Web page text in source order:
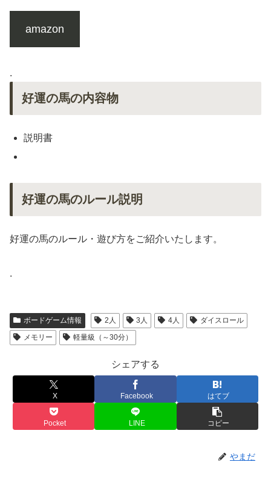
amazon
.
好運の馬の内容物
説明書
好運の馬のルール説明
好運の馬のルール・遊び方をご紹介いたします。
.
ボードゲーム情報 2人 3人 4人
ダイスロール
メモリー
軽量級（～30分）
シェアする
X Facebook はてブ
Pocket LINE コピー
やまだ